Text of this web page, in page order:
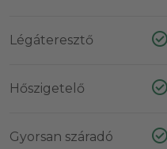
Légáteresztő
Hőszigetelő
Gyorsan száradó